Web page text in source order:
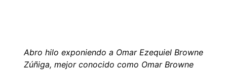
Abro hilo exponiendo a Omar Ezequiel Browne
Zúñiga, mejor conocido como Omar Browne